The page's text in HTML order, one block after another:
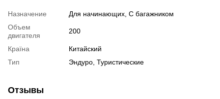
Назначение
Для начинающих, С багажником
Объем
двигателя
200
Країна
Китайский
Тип
Эндуро, Туристические
Отзывы